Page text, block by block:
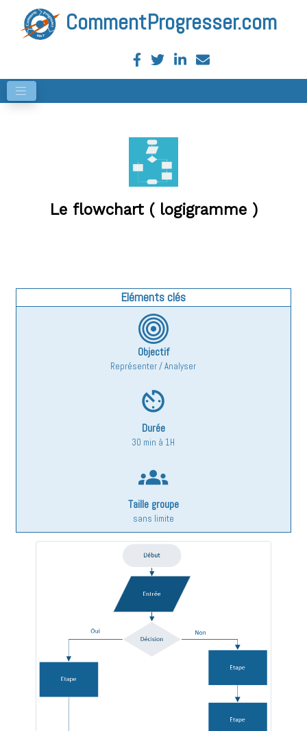
CommentProgresser.com
Le flowchart ( logigramme )
Eléments clés
Objectif
Représenter / Analyser
av_timer
Durée
30 min à 1H
groups
Taille groupe
sans limite